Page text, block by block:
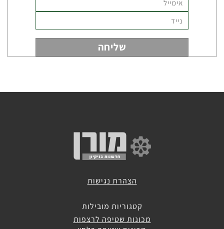
מכונות
ירוקות
לניקוי
הצהרת נגישות
קטגוריות מובילות
מכונות שטיפה לרצפות